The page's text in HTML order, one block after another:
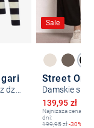
Sale
Street One
Obniżona
139,95 zł
Najniższa cena z
dni:
199,95zł-30%